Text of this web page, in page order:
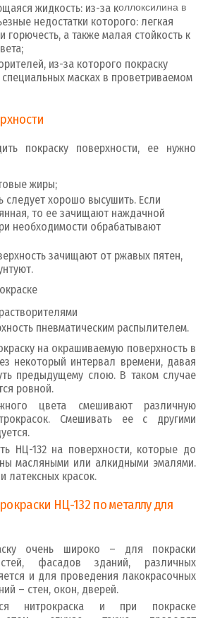
жидкость: из-за коллоксилина в
недостатки которого: легкая
горючесть, а также малая стойкость к
из-за которого покраску
масках в проветриваемом
покраску поверхности, ее нужно
жиры;
следует хорошо высушить. Если
то ее зачищают наждачной
необходимости обрабатывают
зачищают от ржавых пятен,
пневматическим распылителем.
на окрашиваемую поверхность в
некоторый интервал времени, давая
предыдущему слою. В таком случае
ровной.
цвета смешивают различную
Смешивать ее с другими
НЦ-132 на поверхности, которые до
масляными или алкидными эмалями.
латексных красок.
НЦ-132 по металлу для
очень широко – для покраски
фасадов зданий, различных
и для проведения лакокрасочных
– стен, окон, дверей.
нитрокраска и при покраске